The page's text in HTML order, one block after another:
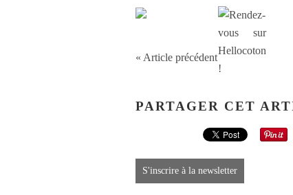
« Article précédent
PARTAGER CET
S'inscrire à la newsletter